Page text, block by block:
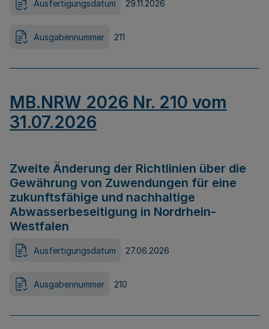
Ausfertigungsdatum 29.11.2026
Ausgabennummer 211
MB.NRW 2026 Nr. 210 vom
31.07.2026
Zweite Änderung der Richtlinien über die
Gewährung von Zuwendungen für eine
zukunftsfähige und nachhaltige
Abwasserbeseitigung in Nordrhein-
Westfalen
Ausfertigungsdatum 27.06.2026
Ausgabennummer 210